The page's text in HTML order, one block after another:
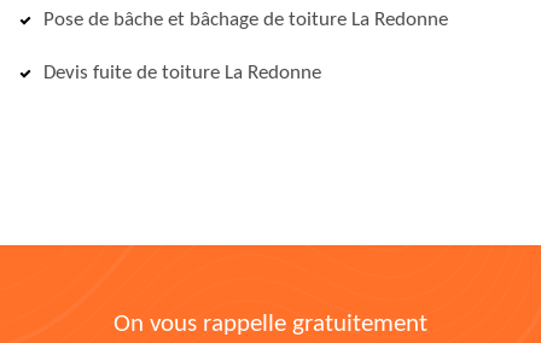
Pose de bâche et bâchage de toiture La Redonne
Devis fuite de toiture La Redonne
On vous rappelle gratuitement